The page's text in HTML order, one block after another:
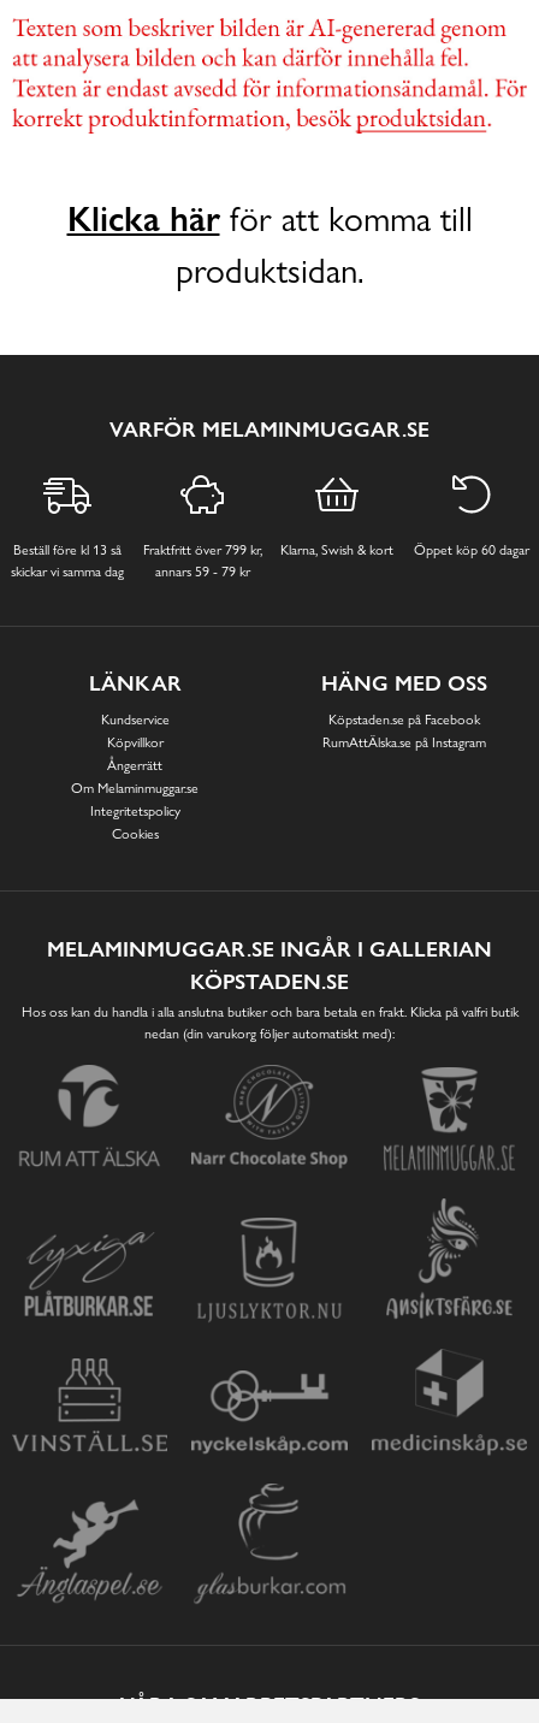
Klicka härför att komma till
produktsidan.
VARFÖR MELAMINMUGGAR.SE
Beställ före kl 13 så
skickar vi samma dag
Fraktfritt över 799 kr,
annars 59 - 79 kr
Klarna, Swish & kort Öppet köp 60 dagar
LÄNKAR
Kundservice
Köpvillkor
Ångerrätt
Om Melaminmuggar.se
Integritetspolicy
Cookies
HÄNG MED OSS
Köpstaden.se på Facebook
RumAttÄlska.se på Instagram
MELAMINMUGGAR.SE INGÅR I GALLERIAN
KÖPSTADEN.SE
Hos oss kan du handla i alla anslutna butiker och bara betala en frakt. Klicka på valfri butik
nedan (din varukorg följer automatiskt med):
VÅRA SAMARBETSPARTNERS